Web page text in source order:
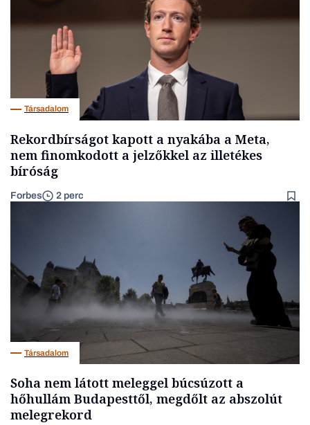
Társadalom
Rekordbírságot kapott a nyakába a Meta,
nem finomkodott a jelzőkkel az illetékes
bíróság
Forbes 2 perc
Társadalom
Soha nem látott meleggel búcsúzott a
hőhullám Budapesttől, megdőlt az abszolút
melegrekord